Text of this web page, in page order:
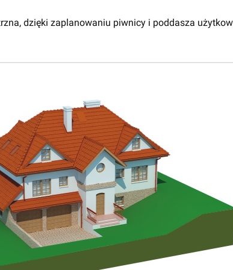
dzięki zaplanowaniu piwnicy i poddasza